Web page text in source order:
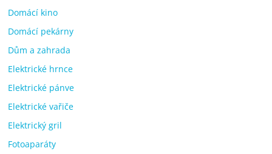
Domácí kino
Domácí pekárny
Dům a zahrada
Elektrické hrnce
Elektrické pánve
Elektrické vařiče
Elektrický gril
Fotoaparáty